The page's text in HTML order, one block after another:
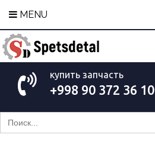
MENU
купить запчасть
+998 90 372 36 10
Search
for: